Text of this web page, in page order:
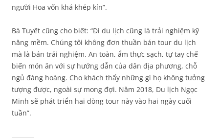
người Hoa vốn khá khép kín”.
Bà Tuyết cũng cho biết: “Đi du lịch cũng là trải nghiệm kỹ
năng mềm. Chúng tôi không đơn thuần bán tour du lịch
mà là bán trải nghiệm. An toàn, ẩm thực sạch, tự tay chế
biến món ăn với sự hướng dẫn của dân địa phương, chỗ
ngủ đàng hoàng. Cho khách thấy những gì họ không tưởng
tượng được, ngoài sự mong đợi. Năm 2018, Du lịch Ngọc
Minh sẽ phát triển hai dòng tour này vào hai ngày cuối
tuần”.